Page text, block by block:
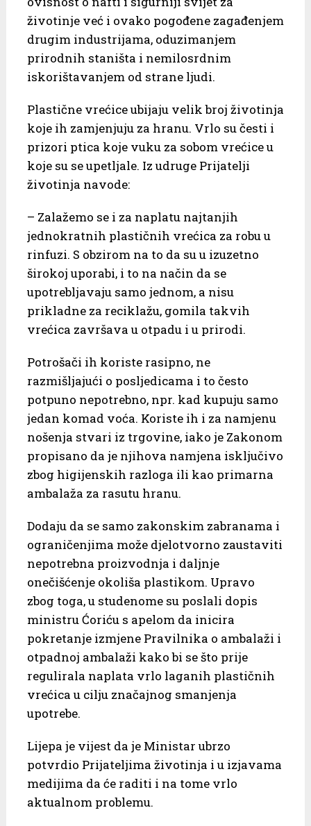
životinje već i ovako pogođene zagađenjem
drugim industrijama, oduzimanjem
prirodnih staništa i nemilosrdnim
iskorištavanjem od strane ljudi.
Plastične vrećice ubijaju velik broj životinja
koje ih zamjenjuju za hranu. Vrlo su česti i
prizori ptica koje vuku za sobom vrećice u
koje su se upetljale. Iz udruge Prijatelji
životinja navode:
– Zalažemo se i za naplatu najtanjih
jednokratnih plastičnih vrećica za robu u
rinfuzi. S obzirom na to da su u izuzetno
širokoj uporabi, i to na način da se
upotrebljavaju samo jednom, a nisu
prikladne za reciklažu, gomila takvih
vrećica završava u otpadu i u prirodi.
Potrošači ih koriste rasipno, ne
razmišljajući o posljedicama i to često
potpuno nepotrebno, npr. kad kupuju samo
jedan komad voća. Koriste ih i za namjenu
nošenja stvari iz trgovine, iako je Zakonom
propisano da je njihova namjena isključivo
zbog higijenskih razloga ili kao primarna
ambalaža za rasutu hranu.
Dodaju da se samo zakonskim zabranama i
ograničenjima može djelotvorno zaustaviti
nepotrebna proizvodnja i daljnje
onečišćenje okoliša plastikom. Upravo
zbog toga, u studenome su poslali dopis
ministru Ćoriću s apelom da inicira
pokretanje izmjene Pravilnika o ambalaži i
otpadnoj ambalaži kako bi se što prije
regulirala naplata vrlo laganih plastičnih
vrećica u cilju značajnog smanjenja
upotrebe.
Lijepa je vijest da je Ministar ubrzo
potvrdio Prijateljima životinja i u izjavama
medijima da će raditi i na tome vrlo
aktualnom problemu.